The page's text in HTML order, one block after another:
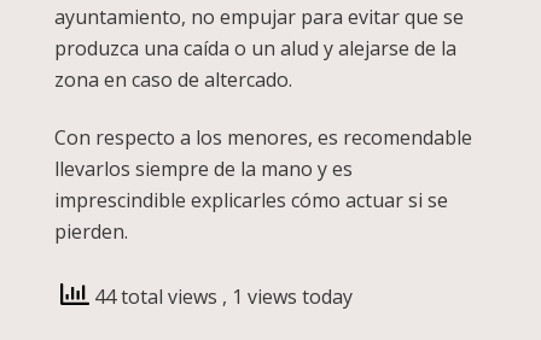
ayuntamiento, no empujar para evitar que se
produzca una caída o un alud y alejarse de la
zona en caso de altercado.
Con respecto a los menores, es recomendable
llevarlos siempre de la mano y es
imprescindible explicarles cómo actuar si se
pierden.
44 total views , 1 views today